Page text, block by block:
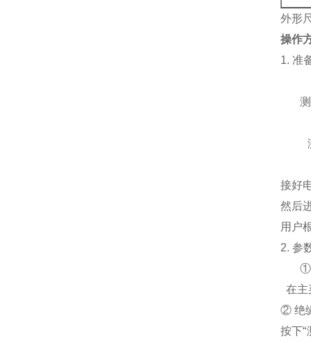
外形
操作
1. 准
接好
然后
用户
2. 参
①
在主
② 绝
按下